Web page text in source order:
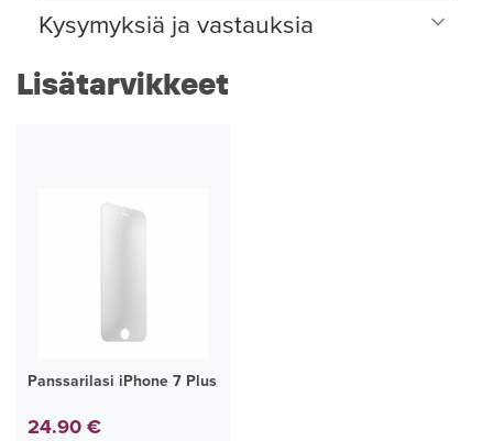
Kysymyksiä ja vastauksia
Lisätarvikkeet
Panssarilasi iPhone 7 Plus
24.90 €